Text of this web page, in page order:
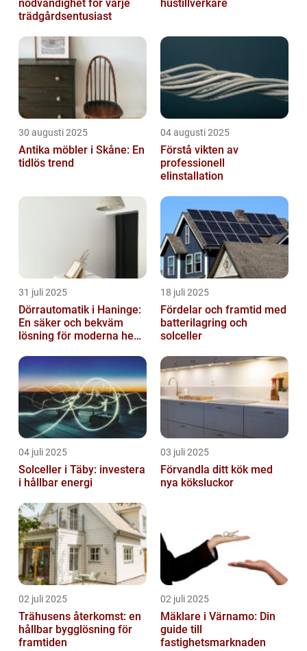
nödvändighet för varje
trädgårdsentusiast
hustillverkare
30 augusti 2025
Antika möbler i Skåne: En
tidlös trend
04 augusti 2025
Förstå vikten av
professionell
elinstallation
31 juli 2025
Dörrautomatik i Haninge:
En säker och bekväm
lösning för moderna hem
18 juli 2025
Fördelar och framtid med
batterilagring och
solceller
04 juli 2025
Solceller i Täby: investera
i hållbar energi
03 juli 2025
Förvandla ditt kök med
nya köksluckor
02 juli 2025
Trähusens återkomst: en
hållbar bygglösning för
framtiden
02 juli 2025
Mäklare i Värnamo: Din
guide till
fastighetsmarknaden